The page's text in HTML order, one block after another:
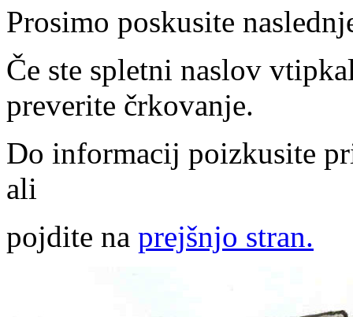
Prosimo poskusite
Če ste spletni naslov
preverite črkovanje.
Do informacij poizkusite
ali
pojdite na prejšnjo stran.